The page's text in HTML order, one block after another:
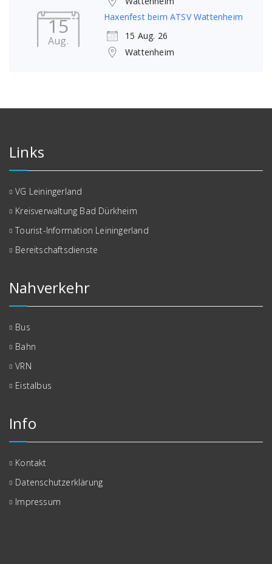
15
Aug.
Haxenfest beim ATSV Wattenheim
15 Aug. 26
Wattenheim
Links
VG Leiningerland
Kreisverwaltung Bad Dürkheim
Tourist-Information Leiningerland
Bereitschaftsdienste
Nahverkehr
Bus
Bahn
VRN
Eistalbus
Info
Kontakt
Datenschutzerklärung
Impressum